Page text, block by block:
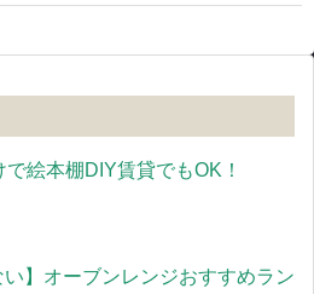
で絵本棚DIY賃貸でもOK！
い】オーブンレンジおすすめラン